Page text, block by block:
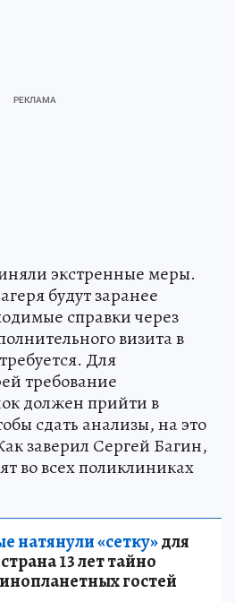
экстренные меры.
будут заранее
справки через
визита в
Для
требование
должен прийти в
сдать анализы, на это
заверил Сергей Багин,
во всех поликлиниках
натянули «сетку»для
13 лет тайно
гостей